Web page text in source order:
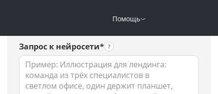
Помощь
Запрос к нейросети*